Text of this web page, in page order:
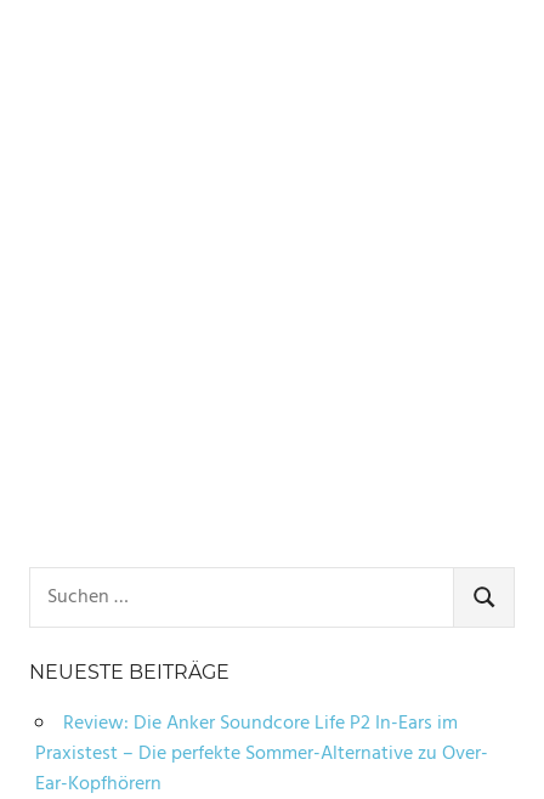
nach:
SUCHEN
NEUESTE BEITRÄGE
Review: Die Anker Soundcore Life P2 In-Ears im
Praxistest – Die perfekte Sommer-Alternative zu Over-
Ear-Kopfhörern